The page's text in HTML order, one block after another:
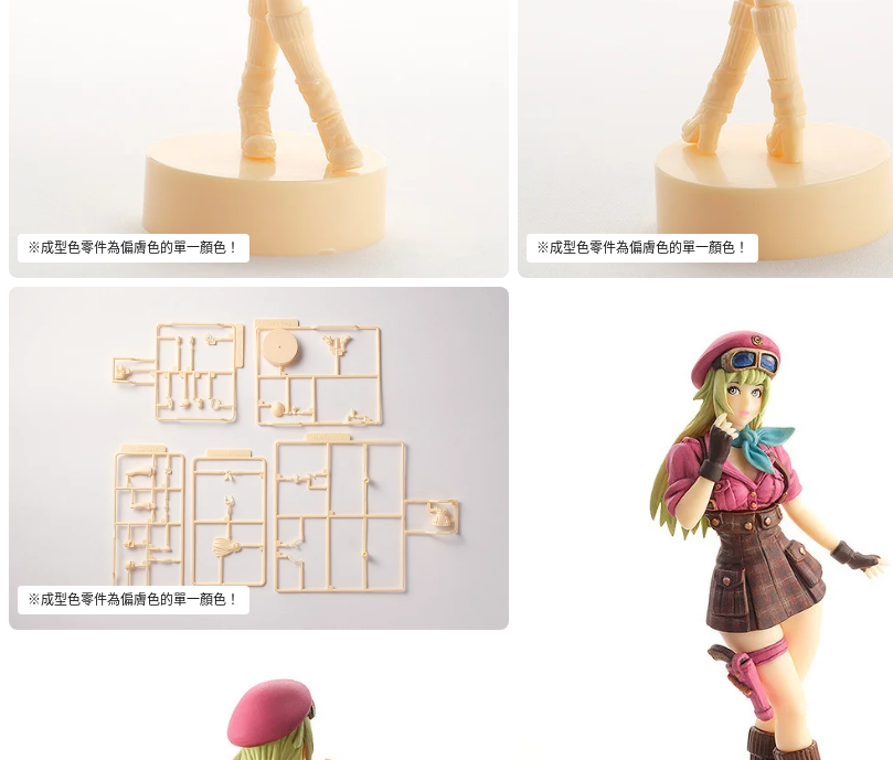
※成型色零件為偏膚色的單一顏色！ ※成型色零件為偏膚色的單一顏色！
※成型色零件為偏膚色的單一顏色！